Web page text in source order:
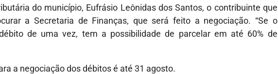
do município, Eufrásio Leônidas dos Santos, o contribuinte que
a Secretaria de Finanças, que será feito a negociação. “Se o
de uma vez, tem a possibilidade de parcelar em até 60% de
a negociação dos débitos é até 31 agosto.